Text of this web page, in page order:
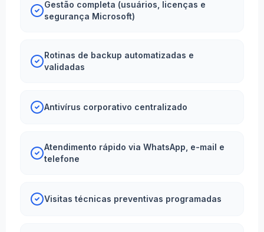
Gestão completa (usuários, licenças e
segurança Microsoft)
Rotinas de backup automatizadas e
validadas
Antivírus corporativo centralizado
Atendimento rápido via WhatsApp, e-mail e
telefone
Visitas técnicas preventivas programadas